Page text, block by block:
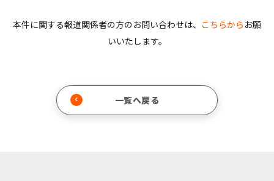
本件に関する報道関係者の方のお問い合わせは、 こちらから お願
いいたします。
一覧へ戻る